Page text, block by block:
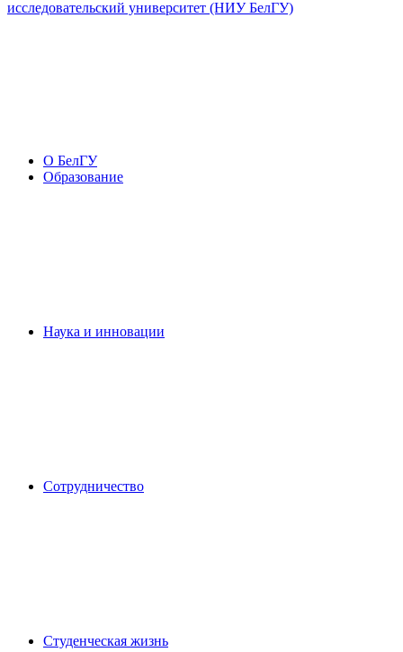
О БелГУ
Образование
Наука и инновации
Сотрудничество
Студенческая жизнь